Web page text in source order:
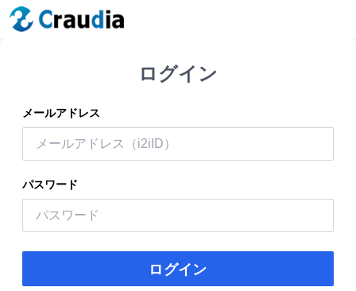
ログイン
メールアドレス
パスワード
ログイン